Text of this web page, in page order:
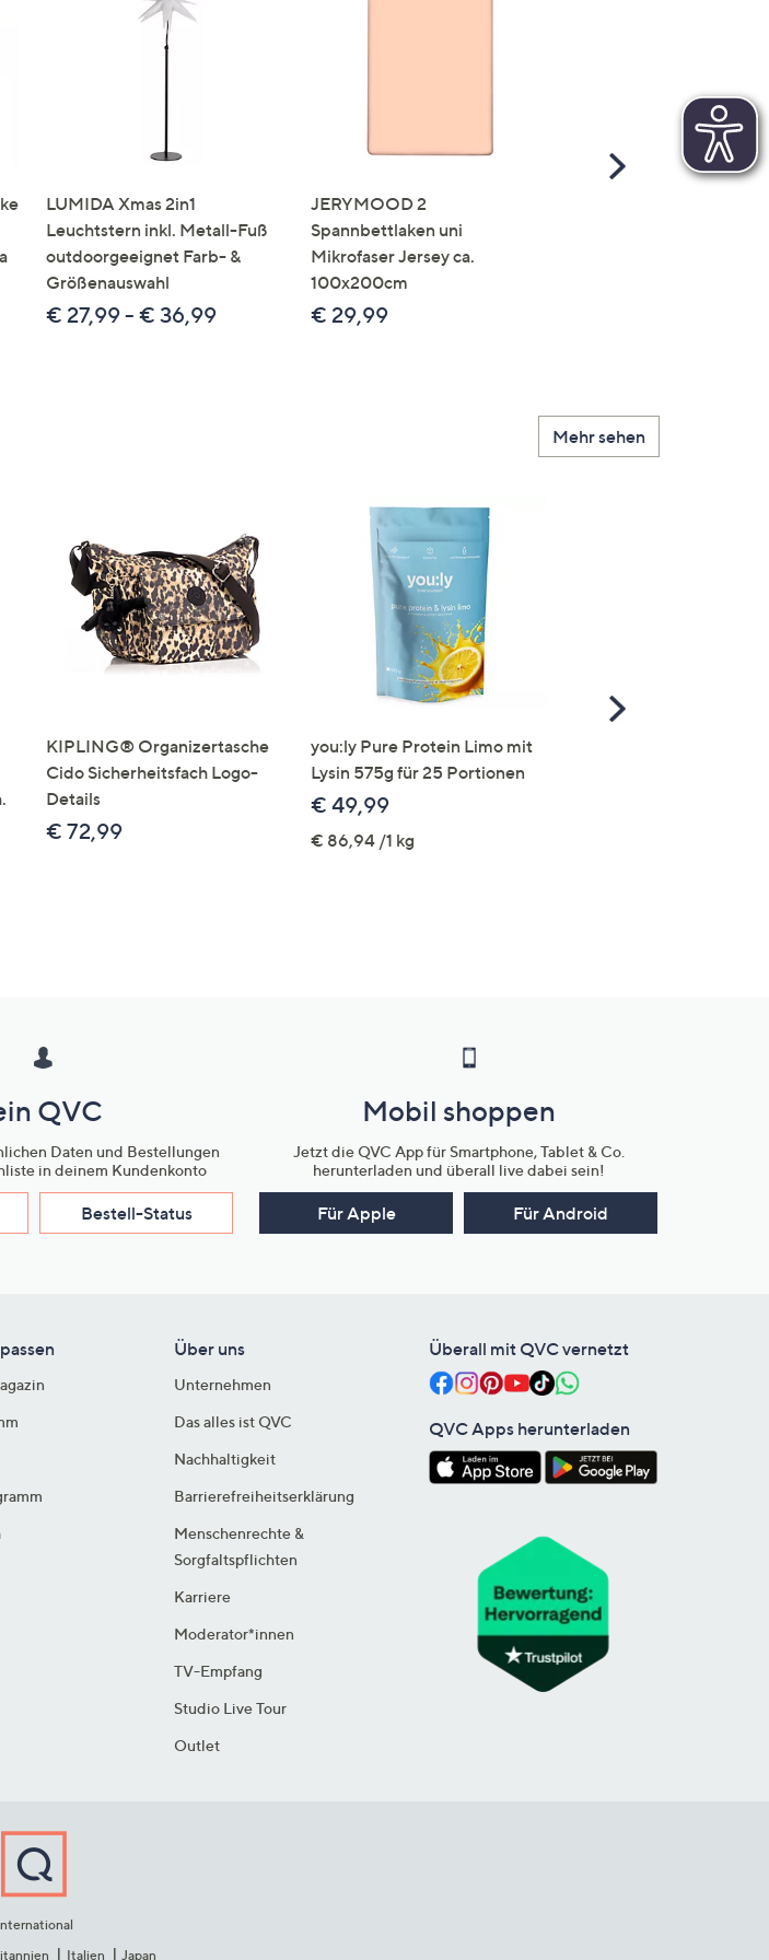
LUMIDA Xmas 2in1
Leuchtstern inkl. Metall-Fuß
outdoorgeeignet Farb- &
Größenauswahl
€ 27,99 - € 36,99
JERYMOOD 2
Spannbettlaken uni
Mikrofaser Jersey ca.
100x200cm
€ 29,99
Scroll
Mehr sehen
KIPLING® Organizertasche
Cido Sicherheitsfach Logo-
Details
€ 72,99
you:ly Pure Protein Limo mit
Lysin 575g für 25 Portionen
€ 49,99
€ 86,94 /1 kg
Scroll
QVC
Daten und Bestellungen
in deinem Kundenkonto
Bestell-Status
Mobil shoppen
Jetzt die QVC App für Smartphone, Tablet & Co.
herunterladen und überall live dabei sein!
Für Apple Für Android
Über uns
Unternehmen
Das alles ist QVC
Nachhaltigkeit
Barrierefreiheitserklärung
Menschenrechte &
Sorgfaltspflichten
Karriere
Moderator*innen
TV-Empfang
Studio Live Tour
Outlet
Überall mit QVC vernetzt
QVC Apps herunterladen
Italien Japan